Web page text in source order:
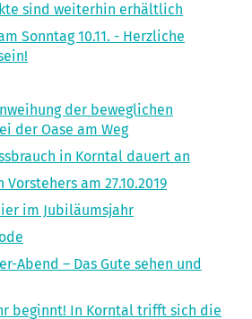
sind weiterhin erhältlich
Sonntag 10.11. - Herzliche
der beweglichen
der Oase am Weg
in Korntal dauert an
am 27.10.2019
im Jubiläumsjahr
Abend – Das Gute sehen und
beginnt! In Korntal trifft sich die